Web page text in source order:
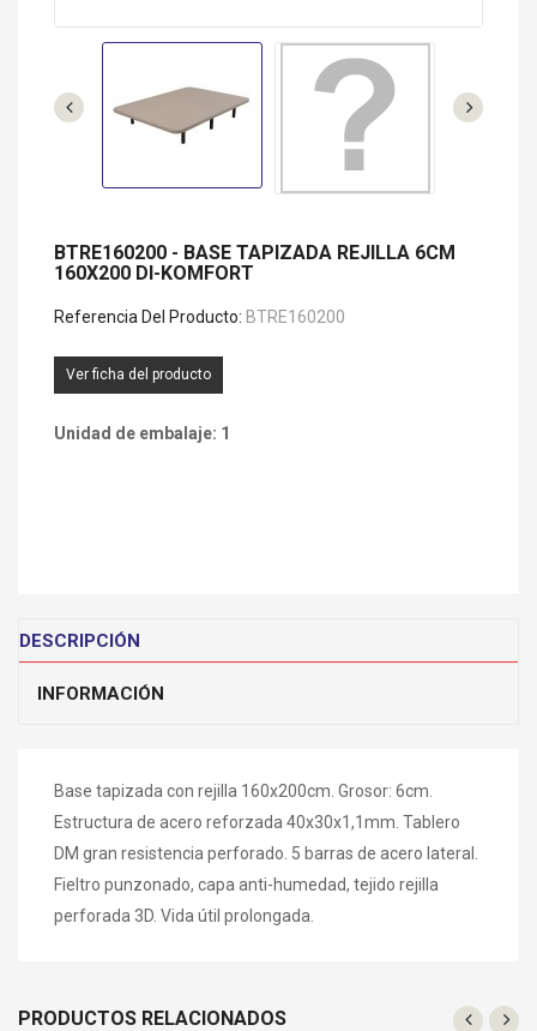
BTRE160200 - BASE TAPIZADA REJILLA 6CM
160X200 DI-KOMFORT
Referencia Del Producto: BTRE160200
Ver ficha del producto
Unidad de embalaje: 1
DESCRIPCIÓN
INFORMACIÓN
Base tapizada con rejilla 160x200cm. Grosor: 6cm.
Estructura de acero reforzada 40x30x1,1mm. Tablero
DM gran resistencia perforado. 5 barras de acero lateral.
Fieltro punzonado, capa anti-humedad, tejido rejilla
perforada 3D. Vida útil prolongada.
PRODUCTOS RELACIONADOS